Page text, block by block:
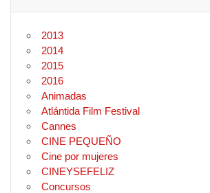
2013
2014
2015
2016
Animadas
Atlántida Film Festival
Cannes
CINE PEQUEÑO
Cine por mujeres
CINEYSEFELIZ
Concursos